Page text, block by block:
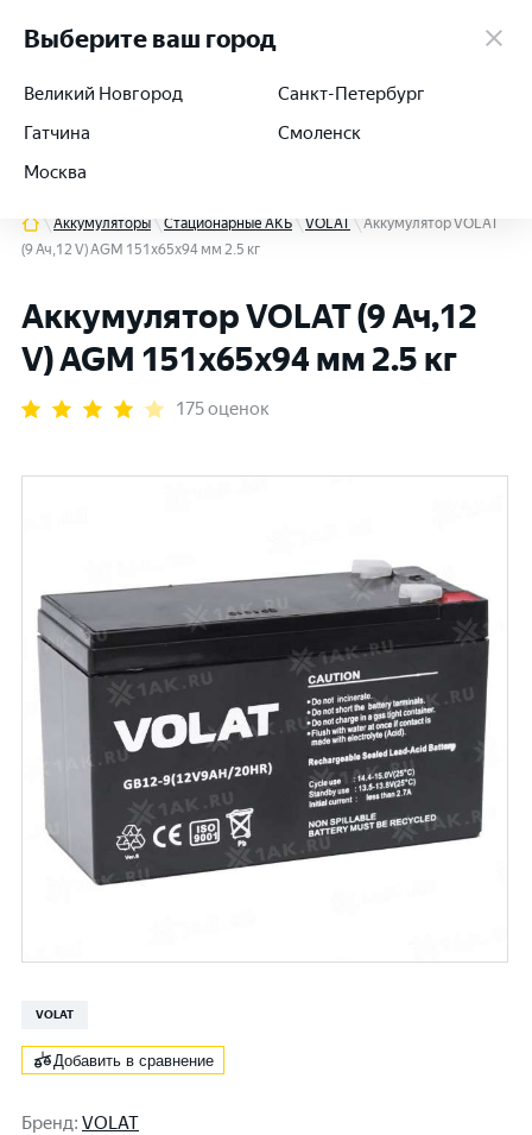
+7 (812) 564-54-91
Аккумуляторы Стационарные АКБ VOLAT
Аккумулятор VOLAT
(9 Ач,12 V) AGM 151x65x94 мм 2.5 кг
Аккумулятор VOLAT (9 Ач,12
V) AGM 151x65x94 мм 2.5 кг
175 оценок
VOLAT
Добавить в сравнение
Бренд: VOLAT
Выберите ваш город
Великий Новгород
Гатчина
Москва
Санкт-Петербург
Смоленск